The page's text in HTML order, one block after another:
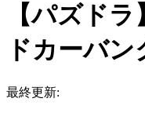
【パズド
ドカーバ
最終更新: